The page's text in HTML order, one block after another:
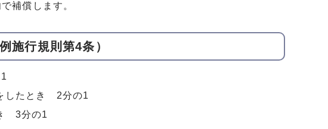
補償します。
施行規則第4条）
したとき 2分の1
3分の1